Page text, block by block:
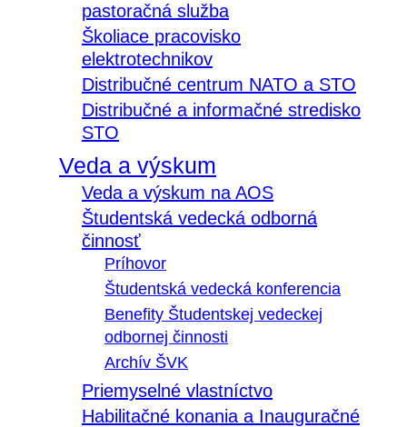
pastoračná služba
Školiace pracovisko
elektrotechnikov
Distribučné centrum NATO a STO
Distribučné a informačné stredisko
STO
Veda a výskum
Veda a výskum na AOS
Študentská vedecká odborná
činnosť
Príhovor
Študentská vedecká konferencia
Benefity Študentskej vedeckej
odbornej činnosti
Archív ŠVK
Priemyselné vlastníctvo
Habilitačné konania a Inauguračné